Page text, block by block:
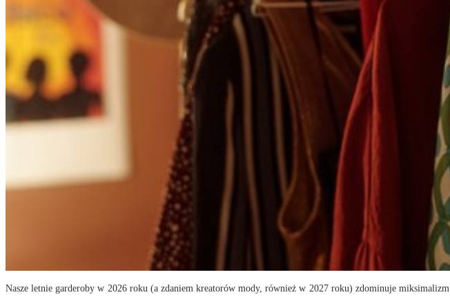
Nasze letnie garderoby w 2026 roku (a zdaniem kreatorów mody, również w 2027 roku) zdominuje miksimalizm